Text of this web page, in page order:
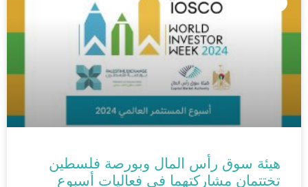
هيئة سوق رأس المال وبورصة فلسطين
تختتمان مشاركتهما في فعاليات أسبوع